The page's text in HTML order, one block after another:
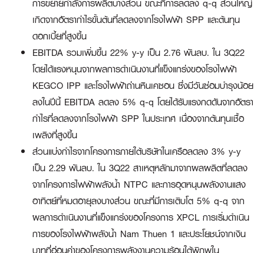
การขยายกำลังการผลิตบางส่วน ขณะที่การลดลง q-q ส่วนใหญ่
เกิดจากอัตรากำไรขั้นต้นที่ลดลงจากโรงไฟฟ้า SPP และต้นทุน
ดอกเบี้ยที่สูงขึ้น
EBITDA รวมเพิ่มขึ้น 22% y-y เป็น 2.76 พันลบ. ใน 3Q22
โดยได้แรงหนุนจากผลการดำเนินงานที่แข็งแกร่งของโรงไฟฟ้า
KEGCO IPP และโรงไฟฟ้าถ่านหินเคซอน ซึ่งมีวันซ่อมบำรุงน้อย
ลงในปีนี้ EBITDA ลดลง 5% q-q โดยได้รับแรงกดดันจากอัตรา
กำไรที่ลดลงจากโรงไฟฟ้า SPP ในประเทศ เนื่องจากต้นทุนเชื้อ
เพลิงที่สูงขึ้น
ส่วนแบ่งกำไรจากโครงการภายใต้บริษัทในเครือลดลง 3% y-y
เป็น 2.29 พันลบ. ใน 3Q22 สาเหตุหลักมาจากผลผลิตที่ลดลง
จากโครงการไฟฟ้าพลังน้ำ NTPC และการอุดหนุนพลังงานแสง
อาทิตย์ที่หมดอายุลงบางส่วน ขณะที่มีการเติบโต 5% q-q จาก
ผลการดำเนินงานที่แข็งแกร่งของโครงการ XPCL การเริ่มดำเนิน
การของโรงไฟฟ้าพลังน้ำ Nam Thuen 1 และประโยชน์จากเงิน